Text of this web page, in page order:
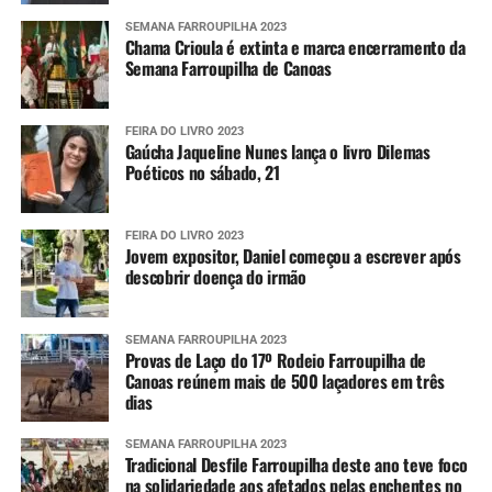
Civil estadual
Alertas
Para aumentar o nível de prevenção, as pessoas podem se
cadastrar para receberem os alertas meteorológicos da
Defesa Civil estadual. Para isso, é necessário enviar o CEP
da localidade por SMS para o número 40199. Em seguida,
uma confirmação é enviada, tornando o número
disponível para receber as informações sempre que elas
forem divulgadas.
Também é possível se cadastrar via aplicativo Whatsapp.
Para ter acesso ao serviço, é necessário se registrar pelo
telefone (61) 2034-4611 ou clicandoaqui. Em seguida, é
preciso interagir com o robô de atendimento enviando
um simples “Oi”.
SEMANA FARROUPILHA 2023
Chama Crioula é extinta e marca encerramento da
Semana Farroupilha de Canoas
FEIRA DO LIVRO 2023
Gaúcha Jaqueline Nunes lança o livro Dilemas
Poéticos no sábado, 21
FEIRA DO LIVRO 2023
Jovem expositor, Daniel começou a escrever após
descobrir doença do irmão
SEMANA FARROUPILHA 2023
Provas de Laço do 17º Rodeio Farroupilha de
Canoas reúnem mais de 500 laçadores em três
dias
SEMANA FARROUPILHA 2023
Tradicional Desfile Farroupilha deste ano teve foco
na solidariedade aos afetados pelas enchentes no